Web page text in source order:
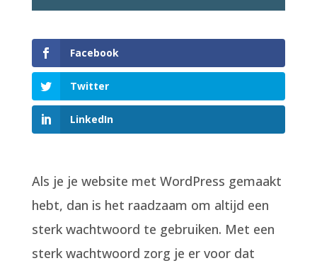
Facebook
Twitter
LinkedIn
Als je je website met WordPress gemaakt
hebt, dan is het raadzaam om altijd een
sterk wachtwoord te gebruiken. Met een
sterk wachtwoord zorg je er voor dat